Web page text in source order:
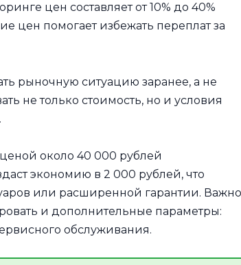
цен составляет от 10% до 40%
цен помогает избежать переплат за
рыночную ситуацию заранее, а не
не только стоимость, но и условия
около 40 000 рублей
экономию в 2 000 рублей, что
или расширенной гарантии. Важно
и дополнительные параметры:
обслуживания.